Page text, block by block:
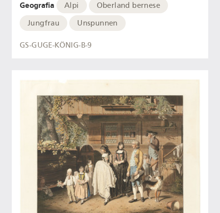
Geografia Alpi
Oberland bernese
Jungfrau
Unspunnen
GS-GUGE-KÖNIG-B-9